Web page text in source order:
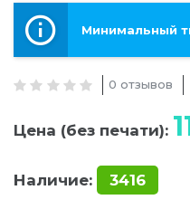
Минимальный
0 отзывов
Цена (без печати):
Наличие: 3416